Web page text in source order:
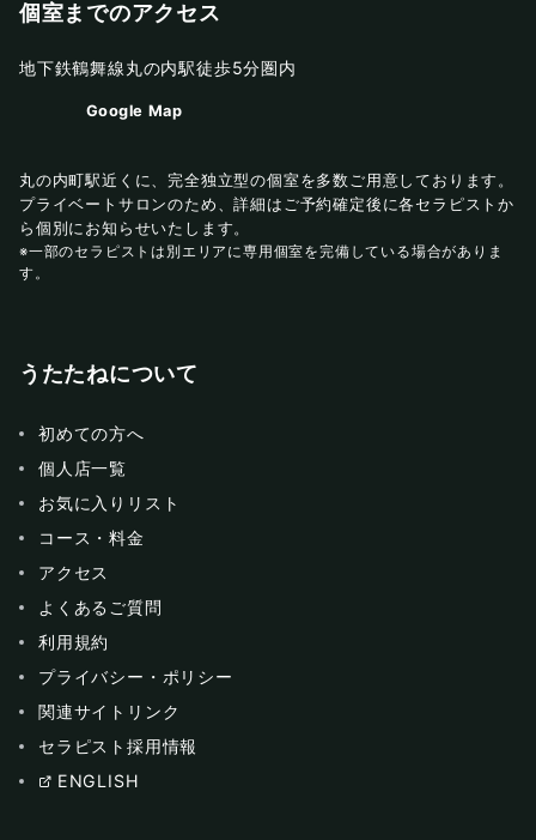
個室までのアクセス
地下鉄鶴舞線丸の内駅徒歩5分圏内
Google Map
丸の内町駅近くに、完全独立型の個室を多数ご用意しております。
プライベートサロンのため、詳細はご予約確定後に各セラピストか
ら個別にお知らせいたします。
※一部のセラピストは別エリアに専用個室を完備している場合がありま
す。
うたたねについて
初めての方へ
個人店一覧
お気に入りリスト
コース・料金
アクセス
よくあるご質問
利用規約
プライバシー・ポリシー
関連サイトリンク
セラピスト採用情報
ENGLISH